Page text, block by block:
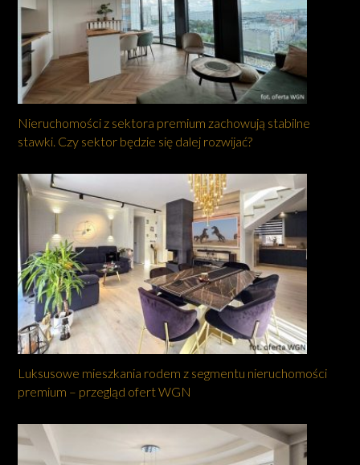
Nieruchomości z sektora premium zachowują stabilne
stawki. Czy sektor będzie się dalej rozwijać?
Luksusowe mieszkania rodem z segmentu nieruchomości
premium – przegląd ofert WGN